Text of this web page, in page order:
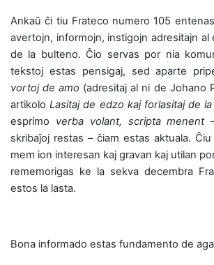
Ankaŭ ĉi tiu Frateco numero 105
avertojn, informojn, instigojn adresitajn al
de la bulteno. Ĉio servas por nia
tekstoj estas pensigaj, sed aparte
vortoj de amo (adresitaj al ni de Johano
artikoloLasitaj de edzo kaj forlasitaj de la
esprimo verba volant, scripta menent
skribaĵoj restas – ĉiam estas aktuala.
mem ion interesan kaj gravan kaj utilan
rememorigas ke la sekva decembra
estos la lasta.
Bona informado estas fundamento de